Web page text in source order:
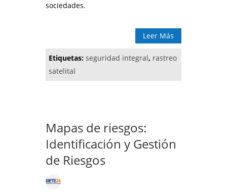
sociedades.
Leer Más
Etiquetas: seguridad integral, rastreo
satelital
Mapas de riesgos:
Identificación y Gestión
de Riesgos